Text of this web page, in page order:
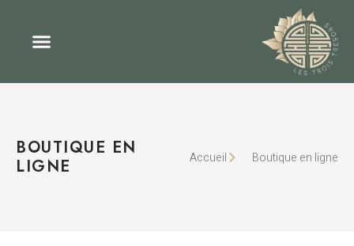
BOUTIQUE EN
LIGNE
Accueil Boutique en ligne